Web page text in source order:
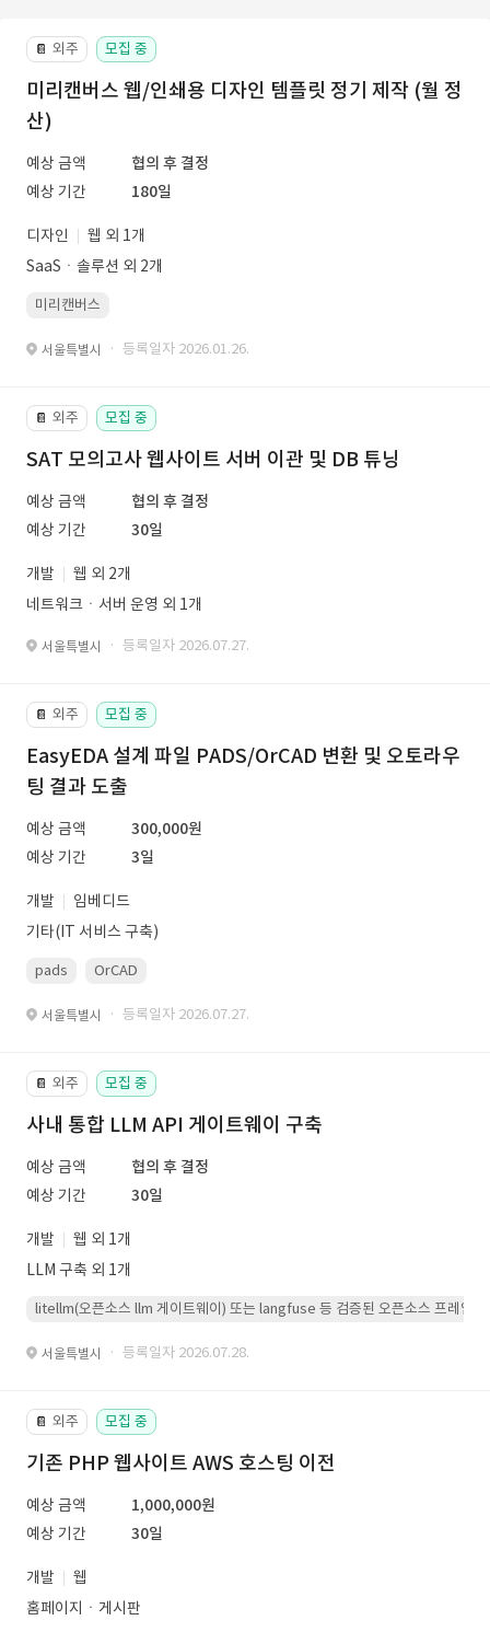
📔 외주 모집 중
미리캔버스 웹/인쇄용 디자인 템플릿 정기 제작 (월 정
산)
예상 금액
협의 후 결정
예상 기간
180일
디자인
웹 외 1개
SaaSㆍ솔루션 외 2개
미리캔버스
서울특별시 · 등록일자 2026.01.26.
📔 외주 모집 중
SAT 모의고사 웹사이트 서버 이관 및 DB 튜닝
예상 금액
협의 후 결정
예상 기간
30일
개발
웹 외 2개
네트워크ㆍ서버 운영 외 1개
서울특별시 · 등록일자 2026.07.27.
📔 외주 모집 중
EasyEDA 설계 파일 PADS/OrCAD 변환 및 오토라우
팅 결과 도출
예상 금액
300,000원
예상 기간
3일
개발
임베디드
기타(IT 서비스 구축)
pads OrCAD
서울특별시 · 등록일자 2026.07.27.
📔 외주 모집 중
사내 통합 LLM API 게이트웨이 구축
예상 금액
협의 후 결정
예상 기간
30일
개발
웹 외 1개
LLM 구축 외 1개
litellm(오픈소스 llm 게이트웨이) 또는 langfuse 등 검증된 오픈소스 프레임워
서울특별시 · 등록일자 2026.07.28.
📔 외주 모집 중
기존 PHP 웹사이트 AWS 호스팅 이전
예상 금액
1,000,000원
예상 기간
30일
개발
웹
홈페이지ㆍ게시판